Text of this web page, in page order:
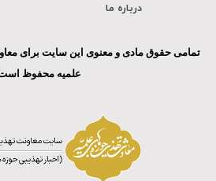
درباره ما
تمامی حقوق مادی و معنوی این سایت برای
علمیه محفوظ